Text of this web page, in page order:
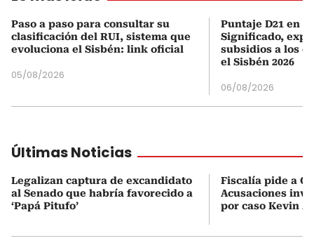
Paso a paso para consultar su
clasificación del RUI, sistema que
evoluciona el Sisbén: link oficial
05/08/2026
Puntaje D21 en
Significado,
subsidios a los
el Sisbén 2026
06/08/2026
Últimas Noticias
Legalizan captura de excandidato
al Senado que habría favorecido a
‘Papá Pitufo’
Fiscalía pide a
Acusaciones
por caso Kevin